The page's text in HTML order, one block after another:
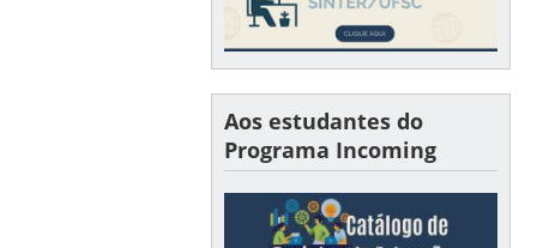
Aos estudantes do
Programa Incoming